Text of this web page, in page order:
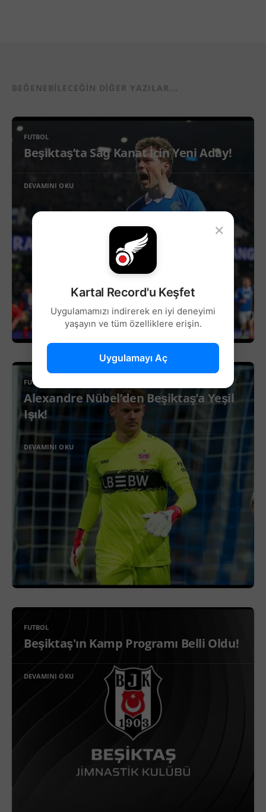
BEĞENEBILECEĞIN DIĞER YAZILAR...
FUTBOL
Beşiktaş’ta Sağ Kanat İçin Yeni Aday!
DEVAMINI OKU
FUTBOL
Alexandre Nübel’den Beşiktaş’a Yeşil
Işık!
DEVAMINI OKU
FUTBOL
Beşiktaş'ın Kamp Programı Belli Oldu!
DEVAMINI OKU
×
Kartal Record'u Keşfet
Uygulamamızı indirerek en iyi deneyimi
yaşayın ve tüm özelliklere erişin.
Uygulamayı Aç